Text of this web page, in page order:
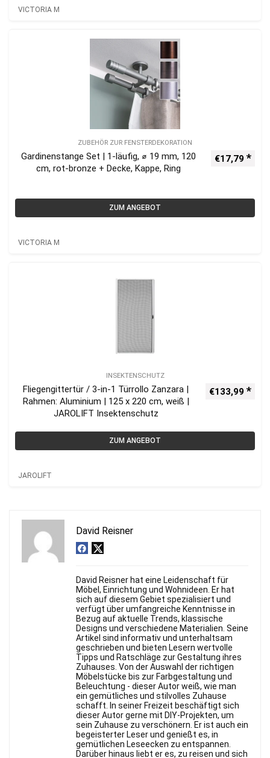
VICTORIA M
ZUBEHÖR ZUR FENSTERDEKORATION
Gardinenstange Set | 1-läufig, ⌀ 19 mm, 120
cm, rot-bronze + Decke, Kappe, Ring
€17,79
ZUM ANGEBOT
VICTORIA M
INSEKTENSCHUTZ
Fliegengittertür / 3-in-1 Türrollo Zanzara |
Rahmen: Aluminium | 125 x 220 cm, weiß |
JAROLIFT Insektenschutz
€133,99
ZUM ANGEBOT
JAROLIFT
David Reisner
David Reisner hat eine Leidenschaft für
Möbel, Einrichtung und Wohnideen. Er hat
sich auf diesem Gebiet spezialisiert und
verfügt über umfangreiche Kenntnisse in
Bezug auf aktuelle Trends, klassische
Designs und verschiedene Materialien. Seine
Artikel sind informativ und unterhaltsam
geschrieben und bieten Lesern wertvolle
Tipps und Ratschläge zur Gestaltung ihres
Zuhauses. Von der Auswahl der richtigen
Möbelstücke bis zur Farbgestaltung und
Beleuchtung - dieser Autor weiß, wie man
ein gemütliches und stilvolles Zuhause
schafft. In seiner Freizeit beschäftigt sich
dieser Autor gerne mit DIY-Projekten, um
sein Zuhause zu verschönern. Er ist auch ein
begeisterter Leser und genießt es, in
gemütlichen Leseecken zu entspannen.
Darüber hinaus liebt er es, zu reisen und sich